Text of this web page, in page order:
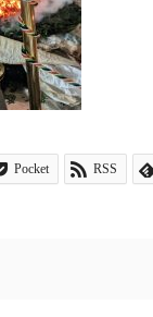
Pocket RSS